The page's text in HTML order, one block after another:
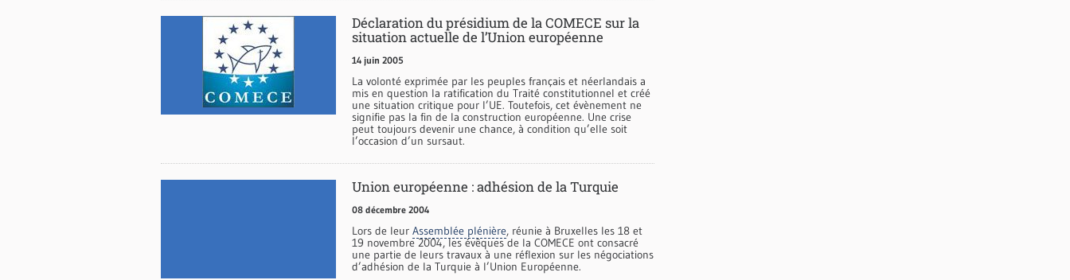
Déclaration du présidium de la COMECE sur la
situation actuelle de l’Union européenne
14 juin 2005
La volonté exprimée par les peuples français et néerlandais a
mis en question la ratification du Traité constitutionnel et créé
une situation critique pour l’UE. Toutefois, cet évènement ne
signifie pas la fin de la construction européenne. Une crise
peut toujours devenir une chance, à condition qu’elle soit
l’occasion d’un sursaut.
Union européenne : adhésion de la Turquie
08 décembre 2004
Lors de leur Assemblée plénière, réunie à Bruxelles les 18 et
19 novembre 2004, les évêques de la COMECE ont consacré
une partie de leurs travaux à une réflexion sur les négociations
d’adhésion de la Turquie à l’Union Européenne.